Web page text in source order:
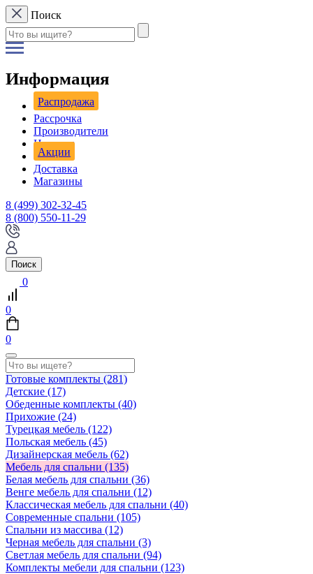
Поиск
Информация
Распродажа
Рассрочка
Производители
Новости
Акции
Доставка
Магазины
8 (499) 302-32-45
8 (800) 550-11-29
Поиск
0
0
0
Готовые комплекты (281)
Детские (17)
Обеденные комплекты (40)
Прихожие (24)
Турецкая мебель (122)
Польская мебель (45)
Дизайнерская мебель (62)
Мебель для спальни (135)
Белая мебель для спальни (36)
Венге мебель для спальни (12)
Классическая мебель для спальни (40)
Современные спальни (105)
Спальни из массива (12)
Черная мебель для спальни (3)
Светлая мебель для спальни (94)
Комплекты мебели для спальни (123)